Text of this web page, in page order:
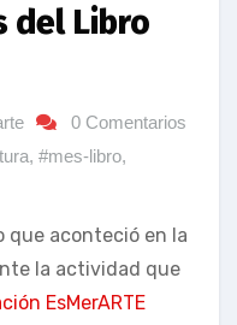
del Libro
0 Comentarios
, #mes-libro,
que aconteció en la
la actividad que
EsMerARTE